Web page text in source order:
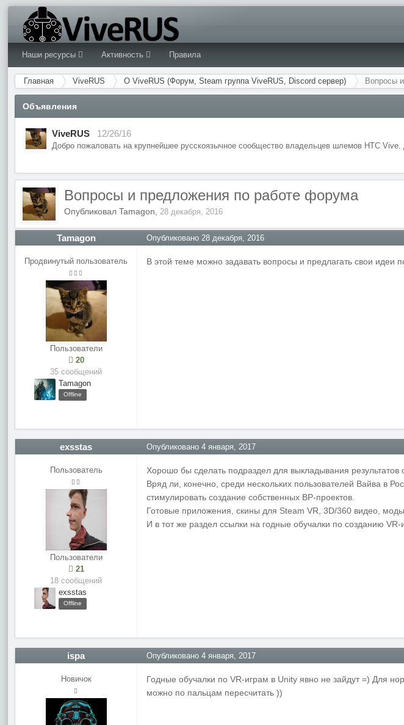
Наши ресурсы Активность Правила
Главная ViveRUS О ViveRUS (Форум, Steam группа ViveRUS, Discord сервер) Вопросы
Объявления
ViveRUS 12/26/16
Добро пожаловать на крупнейшее русскоязычное сообщество владельцев шлемов HTC
Вопросы и предложения по работе форума
ОпубликовалTamagon,28 декабря, 2016
Tamagon
Продвинутый пользователь
Пользователи
20
35 сообщений
Tamagon
Offline
Опубликовано28 декабря, 2016
В этой теме можно задавать вопросы и предлагать свои идеи
exsstas
Пользователь
Пользователи
21
18 сообщений
exsstas
Offline
Опубликовано4 января, 2017
Хорошо бы сделать подраздел для выкладывания результатов
Вряд ли, конечно, среди нескольких пользователей Вайва в
стимулировать создание собственных ВР-проектов.
Готовые приложения, скины для Steam VR, 3D/360 видео,
И в тот же раздел ссылки на годные обучалки по созданию VR-
ispa
Новичок
Опубликовано4 января, 2017
Годные обучалки по VR-играм в Unity явно не зайдут =) Для
можно по пальцам пересчитать ))